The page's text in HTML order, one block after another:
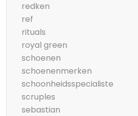
redken
ref
rituals
royal green
schoenen
schoenenmerken
schoonheidsspecialiste
scruples
sebastian